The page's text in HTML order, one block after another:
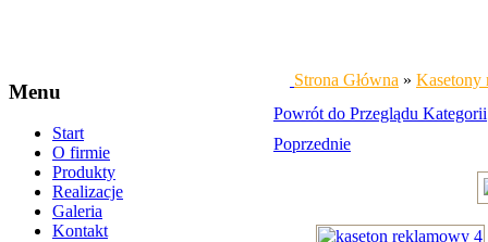
Menu
Start
O firmie
Produkty
Realizacje
Galeria
Kontakt
Strona Główna » Kasetony
Powrót do Przeglądu Kategorii
Poprzednie